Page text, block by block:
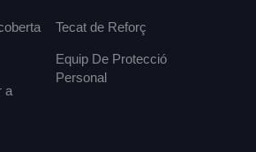
a
Tecat de Reforç
Equip De Protecció
Personal